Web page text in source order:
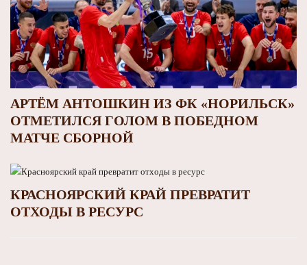
АРТЁМ АНТОШКИН ИЗ ФК «НОРИЛЬСК»
ОТМЕТИЛСЯ ГОЛОМ В ПОБЕДНОМ
МАТЧЕ СБОРНОЙ
КРАСНОЯРСКИЙ КРАЙ ПРЕВРАТИТ
ОТХОДЫ В РЕСУРС